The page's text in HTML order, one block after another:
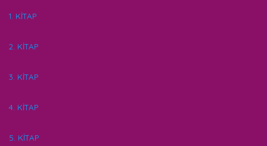
1. KİTAP
2. KİTAP
3. KİTAP
4. KİTAP
5. KİTAP